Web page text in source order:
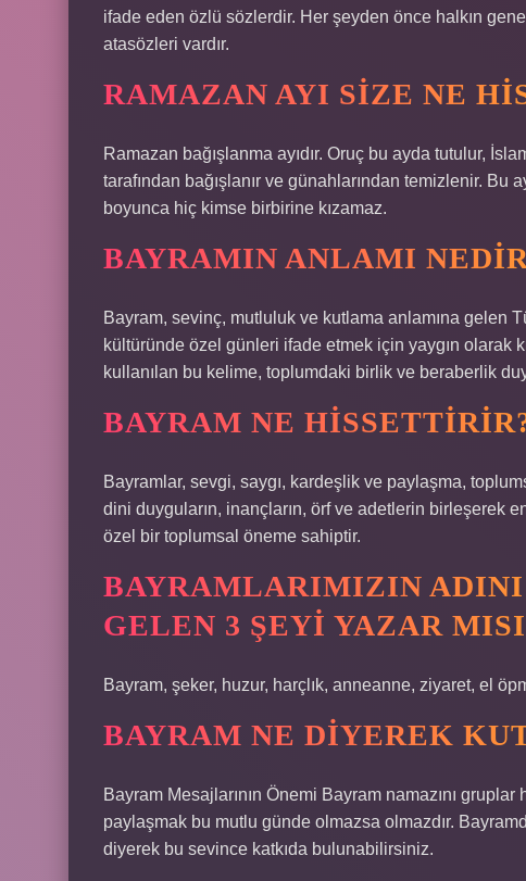
ifade eden özlü sözlerdir. Her şeyden önce halkın
atasözleri vardır.
RAMAZAN AYI SIZE NE
Ramazan bağışlanma ayıdır. Oruç bu ayda tutulur,
tarafından bağışlanır ve günahlarından temizlenir. Bu
boyunca hiç kimse birbirine kızamaz.
BAYRAMIN ANLAMI
Bayram, sevinç, mutluluk ve kutlama anlamına gelen
kültüründe özel günleri ifade etmek için yaygın olarak
kullanılan bu kelime, toplumdaki birlik ve beraberlik
BAYRAM NE
Bayramlar, sevgi, saygı, kardeşlik ve paylaşma,
dini duyguların, inançların, örf ve adetlerin birleşerek
özel bir toplumsal öneme sahiptir.
BAYRAMLARIMIZIN
GELEN 3 ŞEYI YAZAR
Bayram, şeker, huzur, harçlık, anneanne, ziyaret, el
BAYRAM NE DIYEREK
Bayram Mesajlarının Önemi Bayram namazını
paylaşmak bu mutlu günde olmazsa olmazdır.
diyerek bu sevince katkıda bulunabilirsiniz.